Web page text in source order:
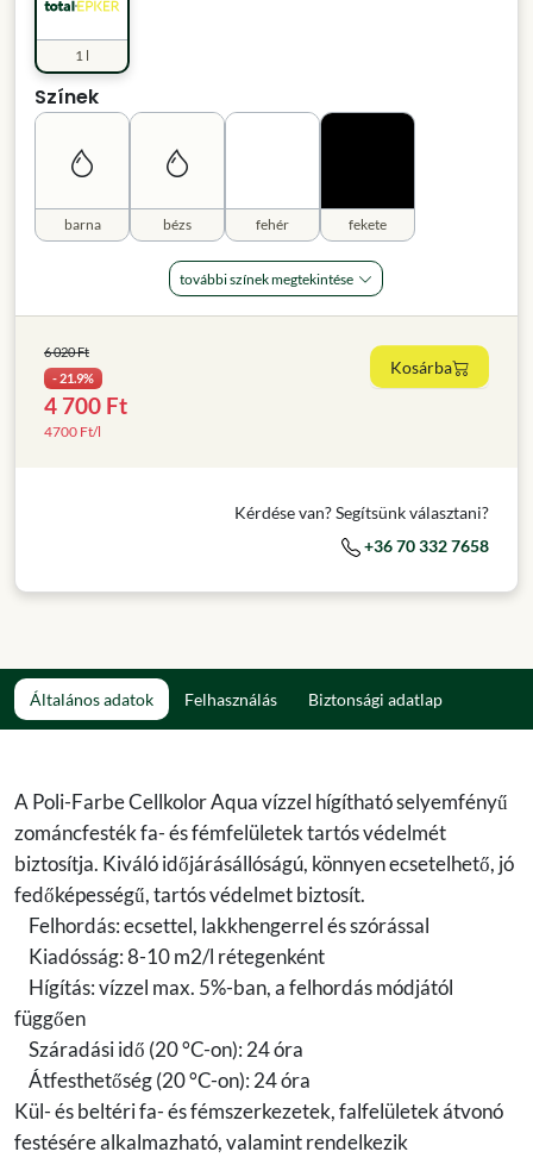
1 l
Színek
barna bézs fehér fekete
további színek megtekintése
6 020 Ft
- 21.9%
4 700 Ft
4700 Ft/l
Kosárba
Kérdése van? Segítsünk választani?
+36 70 332 7658
Általános adatok Felhasználás Biztonsági adatlap
A Poli-Farbe Cellkolor Aqua vízzel hígítható selyemfényű
zománcfesték fa- és fémfelületek tartós védelmét
biztosítja. Kiváló időjárásállóságú, könnyen ecsetelhető, jó
fedőképességű, tartós védelmet biztosít.
Felhordás: ecsettel, lakkhengerrel és szórással
Kiadósság: 8-10 m2/l rétegenként
Hígítás: vízzel max. 5%-ban, a felhordás módjától
függően
Száradási idő (20 °C-on): 24 óra
Átfesthetőség (20 °C-on): 24 óra
Kül- és beltéri fa- és fémszerkezetek, falfelületek átvonó
festésére alkalmazható, valamint rendelkezik